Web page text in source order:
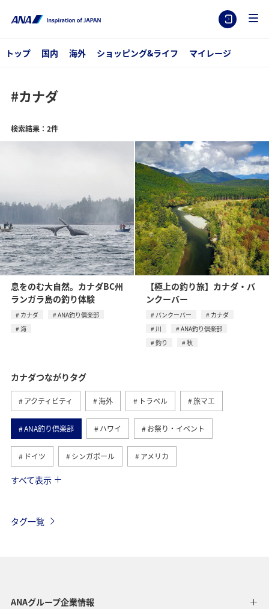
トップ 国内 海外 ショッピング&ライフ マイレージ
#カナダ
検索結果：2件
息をのむ大自然。カナダBC州
ランガラ島の釣り体験
カナダ
ANA釣り倶楽部
海
【極上の釣り旅】カナダ・バ
ンクーバー
バンクーバー
カナダ
川
ANA釣り倶楽部
釣り
秋
カナダつながりタグ
アクティビティ 海外 トラベル 旅マエ
ANA釣り倶楽部 ハワイ お祭り・イベント
ドイツ シンガポール アメリカ
フランス
すべて表示
タグ一覧
ANAグループ企業情報